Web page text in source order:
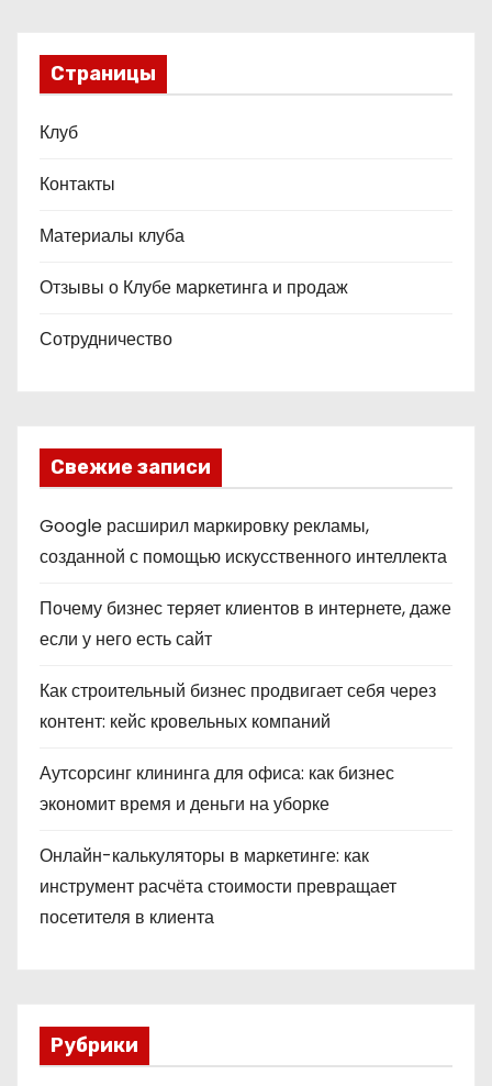
Страницы
Клуб
Контакты
Материалы клуба
Отзывы о Клубе маркетинга и продаж
Сотрудничество
Свежие записи
Google расширил маркировку рекламы,
созданной с помощью искусственного интеллекта
Почему бизнес теряет клиентов в интернете, даже
если у него есть сайт
Как строительный бизнес продвигает себя через
контент: кейс кровельных компаний
Аутсорсинг клининга для офиса: как бизнес
экономит время и деньги на уборке
Онлайн-калькуляторы в маркетинге: как
инструмент расчёта стоимости превращает
посетителя в клиента
Рубрики